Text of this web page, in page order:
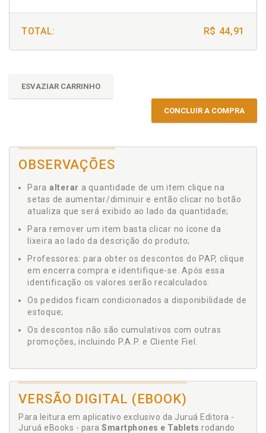
TOTAL: R$ 44,91
ESVAZIAR CARRINHO
CONCLUIR A COMPRA
OBSERVAÇÕES
Para alterar a quantidade de um item clique na
setas de aumentar/diminuir e então clicar no botão
atualiza que será exibido ao lado da quantidade;
Para remover um item basta clicar no ícone da
lixeira ao lado da descrição do produto;
Professores: para obter os descontos do PAP, clique
em encerra compra e identifique-se. Após essa
identificação os valores serão recalculados.
Os pedidos ficam condicionados a disponibilidade de
estoque;
Os descontos não são cumulativos com outras
promoções, incluindo P.A.P. e Cliente Fiel.
VERSÃO DIGITAL (EBOOK)
Para leitura em aplicativo exclusivo da Juruá Editora -
Juruá eBooks - para Smartphones e Tablets rodando